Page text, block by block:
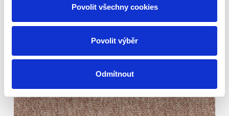
Povolit všechny cookies
Povolit výběr
Odmítnout